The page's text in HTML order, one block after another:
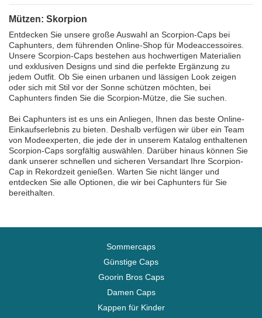
Mützen: Skorpion
Entdecken Sie unsere große Auswahl an Scorpion-Caps bei
Caphunters, dem führenden Online-Shop für Modeaccessoires.
Unsere Scorpion-Caps bestehen aus hochwertigen Materialien
und exklusiven Designs und sind die perfekte Ergänzung zu
jedem Outfit. Ob Sie einen urbanen und lässigen Look zeigen
oder sich mit Stil vor der Sonne schützen möchten, bei
Caphunters finden Sie die Scorpion-Mütze, die Sie suchen.
Bei Caphunters ist es uns ein Anliegen, Ihnen das beste Online-
Einkaufserlebnis zu bieten. Deshalb verfügen wir über ein Team
von Modeexperten, die jede der in unserem Katalog enthaltenen
Scorpion-Caps sorgfältig auswählen. Darüber hinaus können Sie
dank unserer schnellen und sicheren Versandart Ihre Scorpion-
Cap in Rekordzeit genießen. Warten Sie nicht länger und
entdecken Sie alle Optionen, die wir bei Caphunters für Sie
bereithalten.
Sommercaps
Günstige Caps
Goorin Bros Caps
Damen Caps
Kappen für Kinder